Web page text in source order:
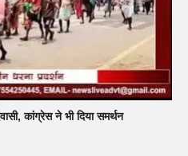
कांग्रेस ने भी दिया समर्थन